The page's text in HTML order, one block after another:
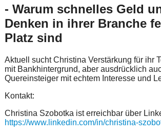
- Warum schnelles Geld
Denken in ihrer Branche
Platz sind
Aktuell sucht Christina Verstärkung für ihr
mit Bankhintergrund, aber ausdrücklich
Quereinsteiger mit echtem Interesse und
Kontakt:
Christina Szobotka ist erreichbar über
https://www.linkedin.com/in/christina-